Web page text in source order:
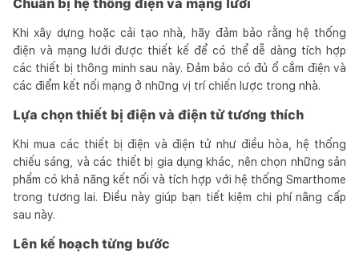
Chuẩn bị hệ thống điện và mạng lưới
Khi xây dựng hoặc cải tạo nhà, hãy đảm bảo rằng hệ thống
điện và mạng lưới được thiết kế để có thể dễ dàng tích hợp
các thiết bị thông minh sau này. Đảm bảo có đủ ổ cắm điện và
các điểm kết nối mạng ở những vị trí chiến lược trong nhà.
Lựa chọn thiết bị điện và điện tử tương thích
Khi mua các thiết bị điện và điện tử như điều hòa, hệ thống
chiếu sáng, và các thiết bị gia dụng khác, nên chọn những sản
phẩm có khả năng kết nối và tích hợp với hệ thống Smarthome
trong tương lai. Điều này giúp bạn tiết kiệm chi phí nâng cấp
sau này.
Lên kế hoạch từng bước